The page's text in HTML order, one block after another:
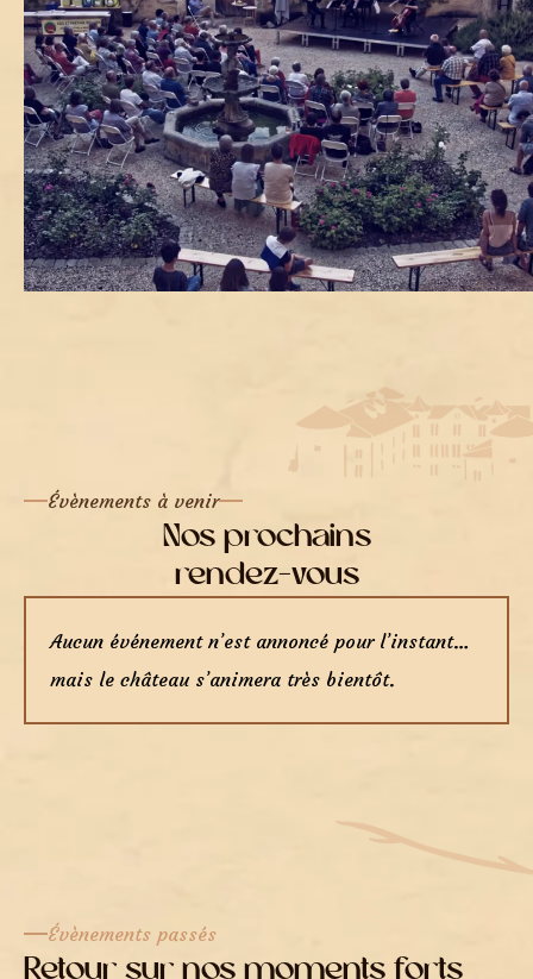
Évènements à venir
Nos prochains
rendez-vous
Aucun événement n’est annoncé pour l’instant…
mais le château s’animera très bientôt.
Évènements passés
Retour sur nos moments forts